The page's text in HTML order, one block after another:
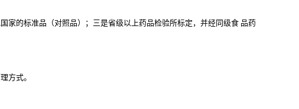
家的标准品（对照品）；三是省级以上药品检验所标定，并经同级食 品药
方式。